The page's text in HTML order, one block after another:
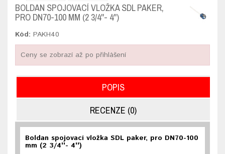
BOLDAN SPOJOVACÍ VLOŽKA SDL PAKER,
PRO DN70-100 MM (2 3/4''- 4'')
Kód: PAKH40
Ceny se zobrazí až po přihlášení
POPIS
RECENZE (0)
Boldan spojovací vložka SDL paker, pro DN70-100
mm (2 3/4''- 4'')